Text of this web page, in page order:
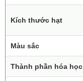
Kích thước hạt
Màu sắc
Thành phần hóa học